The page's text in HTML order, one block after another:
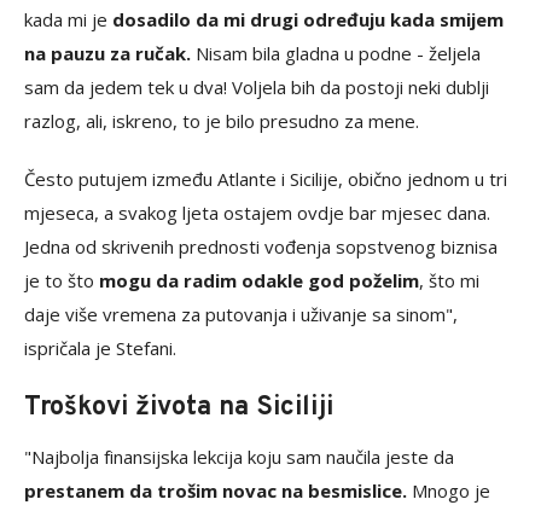
kada mi je dosadilo da mi drugi određuju kada smijem
na pauzu za ručak. Nisam bila gladna u podne - željela
sam da jedem tek u dva! Voljela bih da postoji neki dublji
razlog, ali, iskreno, to je bilo presudno za mene.
Često putujem između Atlante i Sicilije, obično jednom u tri
mjeseca, a svakog ljeta ostajem ovdje bar mjesec dana.
Jedna od skrivenih prednosti vođenja sopstvenog biznisa
je to što mogu da radim odakle god poželim, što mi
daje više vremena za putovanja i uživanje sa sinom",
ispričala je Stefani.
Troškovi života na Siciliji
"Najbolja finansijska lekcija koju sam naučila jeste da
prestanem da trošim novac na besmislice. Mnogo je